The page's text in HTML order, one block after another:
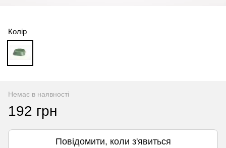
Колір
Немає в наявності
192 грн
Повідомити, коли з'явиться